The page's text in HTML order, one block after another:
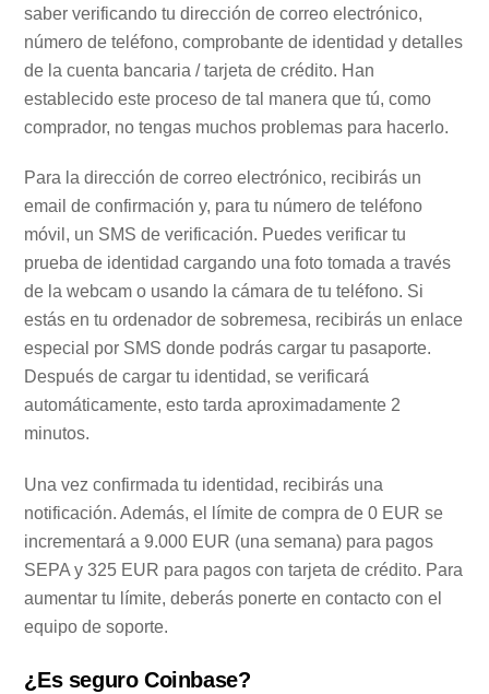
saber verificando tu dirección de correo electrónico,
número de teléfono, comprobante de identidad y detalles
de la cuenta bancaria / tarjeta de crédito. Han
establecido este proceso de tal manera que tú, como
comprador, no tengas muchos problemas para hacerlo.
Para la dirección de correo electrónico, recibirás un
email de confirmación y, para tu número de teléfono
móvil, un SMS de verificación. Puedes verificar tu
prueba de identidad cargando una foto tomada a través
de la webcam o usando la cámara de tu teléfono. Si
estás en tu ordenador de sobremesa, recibirás un enlace
especial por SMS donde podrás cargar tu pasaporte.
Después de cargar tu identidad, se verificará
automáticamente, esto tarda aproximadamente 2
minutos.
Una vez confirmada tu identidad, recibirás una
notificación. Además, el límite de compra de 0 EUR se
incrementará a 9.000 EUR (una semana) para pagos
SEPA y 325 EUR para pagos con tarjeta de crédito. Para
aumentar tu límite, deberás ponerte en contacto con el
equipo de soporte.
¿Es seguro Coinbase?